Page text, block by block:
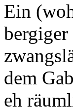
Ein
dem
eh